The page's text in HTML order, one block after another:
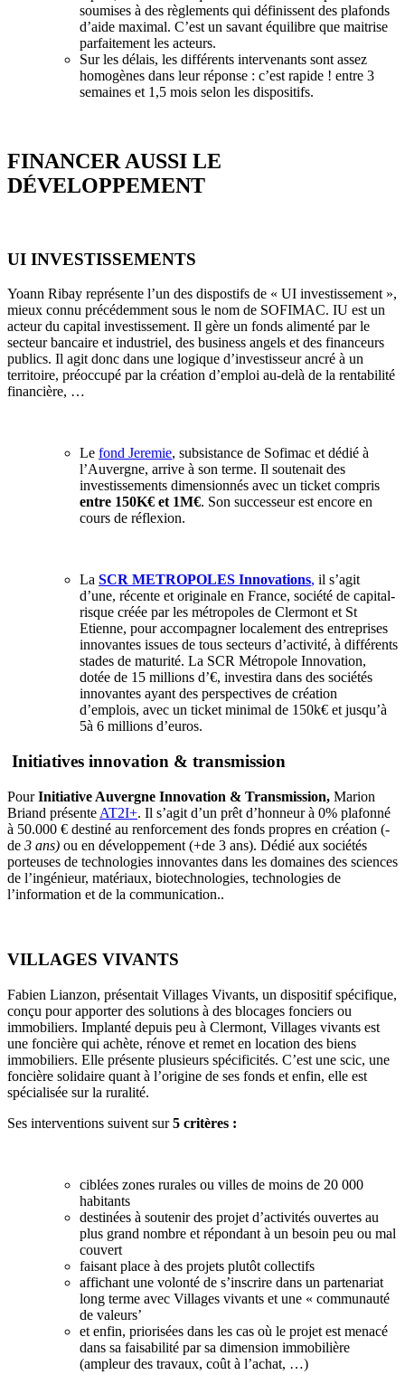
soumises à des règlements qui définissent des plafonds
d’aide maximal. C’est un savant équilibre que maitrise
parfaitement les acteurs.
Sur les délais, les différents intervenants sont assez
homogènes dans leur réponse : c’est rapide ! entre 3
semaines et 1,5 mois selon les dispositifs.
FINANCER AUSSI LE
DÉVELOPPEMENT
UI INVESTISSEMENTS
Yoann Ribay représente l’un des dispostifs de « UI investissement »,
mieux connu précédemment sous le nom de SOFIMAC. IU est un
acteur du capital investissement. Il gère un fonds alimenté par le
secteur bancaire et industriel, des business angels et des financeurs
publics. Il agit donc dans une logique d’investisseur ancré à un
territoire, préoccupé par la création d’emploi au-delà de la rentabilité
financière, …
Le fond Jeremie, subsistance de Sofimac et dédié à
l’Auvergne, arrive à son terme. Il soutenait des
investissements dimensionnés avec un ticket compris
entre 150K€ et 1M€. Son successeur est encore en
cours de réflexion.
La SCR METROPOLES Innovations, il s’agit
d’une, récente et originale en France, société de capital-
risque créée par les métropoles de Clermont et St
Etienne, pour accompagner localement des entreprises
innovantes issues de tous secteurs d’activité, à différents
stades de maturité. La SCR Métropole Innovation,
dotée de 15 millions d’€, investira dans des sociétés
innovantes ayant des perspectives de création
d’emplois, avec un ticket minimal de 150k€ et jusqu’à
5à 6 millions d’euros.
Initiatives innovation & transmission
PourInitiative Auvergne Innovation & Transmission, Marion
Briand présente AT2I+. Il s’agit d’un prêt d’honneur à 0% plafonné
à 50.000 € destiné au renforcement des fonds propres en création (-
de 3 ans) ou en développement (+de 3 ans). Dédié aux sociétés
porteuses de technologies innovantes dans les domaines des sciences
de l’ingénieur, matériaux, biotechnologies, technologies de
l’information et de la communication..
VILLAGES VIVANTS
Fabien Lianzon, présentait Villages Vivants, un dispositif spécifique,
conçu pour apporter des solutions à des blocages fonciers ou
immobiliers. Implanté depuis peu à Clermont, Villages vivants est
une foncière qui achète, rénove et remet en location des biens
immobiliers. Elle présente plusieurs spécificités. C’est une scic, une
foncière solidaire quant à l’origine de ses fonds et enfin, elle est
spécialisée sur la ruralité.
Ses interventions suivent sur5 critères :
ciblées zones rurales ou villes de moins de 20 000
habitants
destinées à soutenir des projet d’activités ouvertes au
plus grand nombre et répondant à un besoin peu ou mal
couvert
faisant place à des projets plutôt collectifs
affichant une volonté de s’inscrire dans un partenariat
long terme avec Villages vivants et une « communauté
de valeurs’
et enfin, priorisées dans les cas où le projet est menacé
dans sa faisabilité par sa dimension immobilière
(ampleur des travaux, coût à l’achat, …)